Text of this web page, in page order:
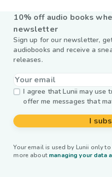
10% off audio books
newsletter
Sign up for our newsletter,
audiobooks and receive a
releases.
I agree that Lunii may use
offer me messages that
I
Your email is used by Lunii only
more about managing your data